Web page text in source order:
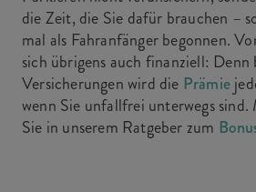
die Zeit, die Sie dafür brauchen –
mal als Fahranfänger begonnen.
sich übrigens auch finanziell: Denn
Versicherungen wird die Prämie
wenn Sie unfallfrei unterwegs
Sie in unserem Ratgeber zum